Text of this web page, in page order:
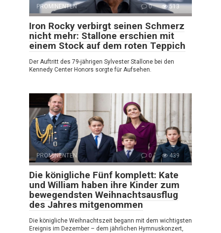
PROMINENTEN 0 513
Iron Rocky verbirgt seinen Schmerz
nicht mehr: Stallone erschien mit
einem Stock auf dem roten Teppich
Der Auftritt des 79-jährigen Sylvester Stallone bei den
Kennedy Center Honors sorgte für Aufsehen.
PROMINENTEN 0 439
Die königliche Fünf komplett: Kate
und William haben ihre Kinder zum
bewegendsten Weihnachtsausflug
des Jahres mitgenommen
Die königliche Weihnachtszeit begann mit dem wichtigsten
Ereignis im Dezember – dem jährlichen Hymnuskonzert,